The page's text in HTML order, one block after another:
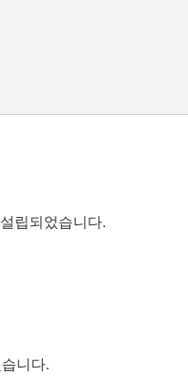
립되었습니다.
니다.